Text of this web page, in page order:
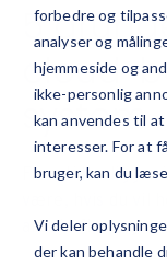
forbedre og
analyser og
hjemmeside og
ikke-personlig
kan anvendes til
interesser. For at
bruger, kan du læse
Vi deler
der kan behandle
5
cloud-
system
Fremtiden ligger
være, hvis du vil
arbejdsflow og